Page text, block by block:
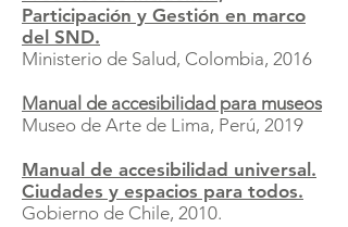
Participación y Gestión en marco
del SND.
Ministerio de Salud, Colombia, 2016
Manual de accesibilidad para museos
Museo de Arte de Lima, Perú, 2019
Manual de accesibilidad universal.
Ciudades y espacios para todos.
Gobierno de Chile, 2010.